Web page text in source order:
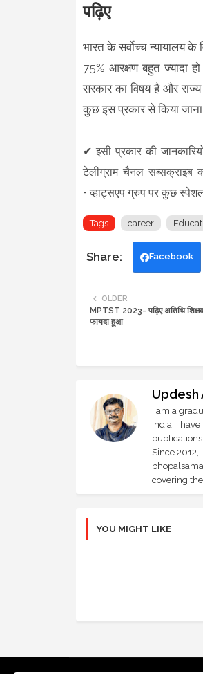
पढ़िए
भारत के सर्वोच्च न्यायालय के
75% आरक्षण बहुत ज्यादा
सरकार का विषय है और
कुछ इस प्रकार से किया जाना
✔ इसी प्रकार की
टेलीग्राम चैनल
- व्हाट्सएप ग्रुपपर कुछ स्पेशल
Tags career
Facebook
OLDER
MPTST 2023- पढ़िए अतिथि
फायदा हुआ
Updesh
I am a
India. I
Since
covering
YOU MIGHT LIKE